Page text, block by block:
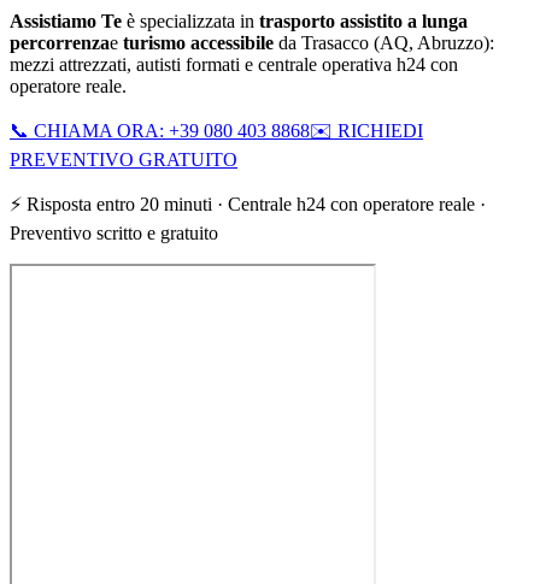
Assistiamo Te è specializzata in trasporto assistito a lunga
percorrenzae turismo accessibile da Trasacco (AQ, Abruzzo):
mezzi attrezzati, autisti formati e centrale operativa h24 con
operatore reale.
📞 CHIAMA ORA: +39 080 403 8868✉️ RICHIEDI
PREVENTIVO GRATUITO
⚡ Risposta entro 20 minuti · Centrale h24 con operatore reale ·
Preventivo scritto e gratuito